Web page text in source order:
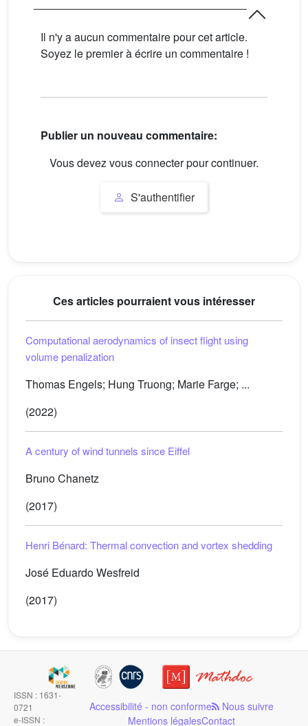
Il n'y a aucun commentaire pour cet article.
Soyez le premier à écrire un commentaire !
Publier un nouveau commentaire:
Vous devez vous connecter pour continuer.
S'authentifier
Ces articles pourraient vous intéresser
Computational aerodynamics of insect flight using
volume penalization
Thomas Engels; Hung Truong; Marie Farge; ...
(2022)
A century of wind tunnels since Eiffel
Bruno Chanetz
(2017)
Henri Bénard: Thermal convection and vortex shedding
José Eduardo Wesfreid
(2017)
ISSN : 1631-
0721
e-ISSN :
Accessibilité - non conforme Nous suivre
Mentions légalesContact